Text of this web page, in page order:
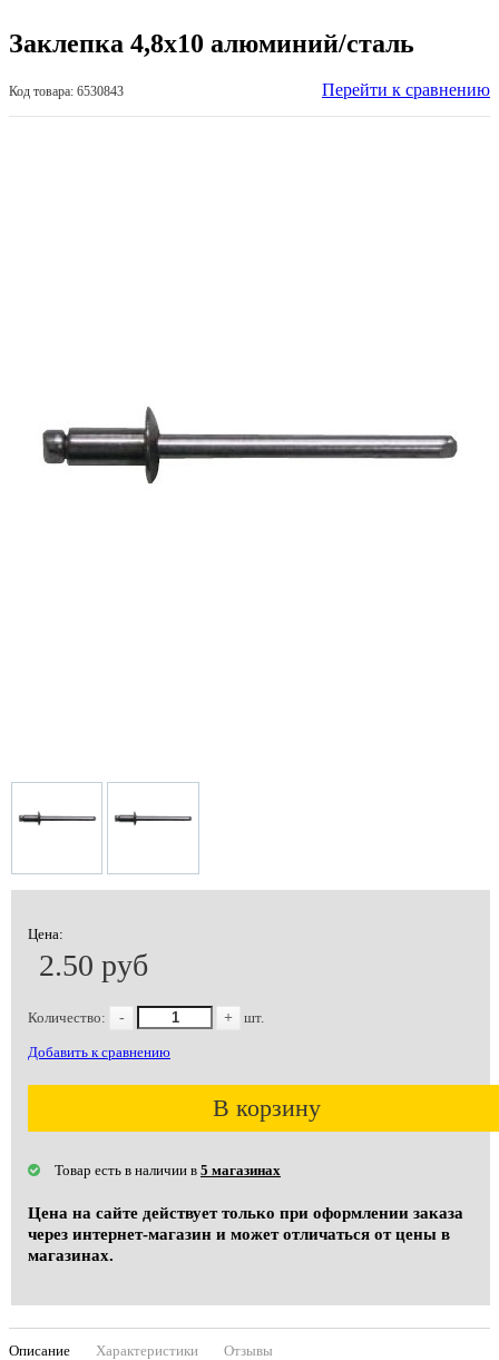
Заклепка 4,8х10 алюминий/сталь
Код товара: 6530843 Перейти к сравнению
Цена:
2.50 руб
Количество: - + шт.
Добавить к сравнению
В корзину
Товар есть в наличии в 5 магазинах
Цена на сайте действует только при оформлении заказа
через интернет-магазин и может отличаться от цены в
магазинах.
Описание Характеристики Отзывы